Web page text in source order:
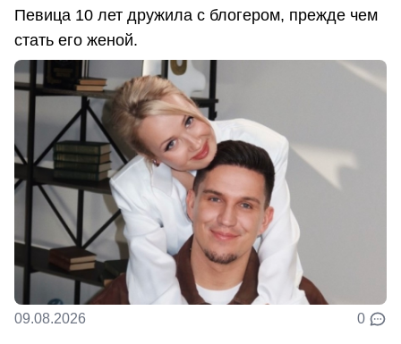
Певица 10 лет дружила с блогером, прежде чем
стать его женой.
09.08.2026 0